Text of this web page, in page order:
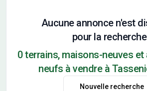
Aucune annonce n'est
pour la
0 terrains, maisons-neuves
neufs à vendre à
Nouvelle recherche